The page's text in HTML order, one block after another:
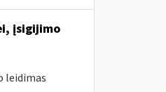
įsigijimo
leidimas